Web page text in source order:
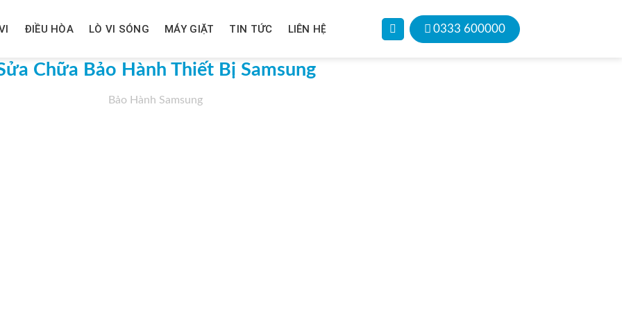
ĐIỀU HÒA LÒ VI SÓNG MÁY GIẶT TIN TỨC LIÊN HỆ 0333 600000
Chữa Bảo Hành Thiết Bị Samsung
Bảo Hành Samsung